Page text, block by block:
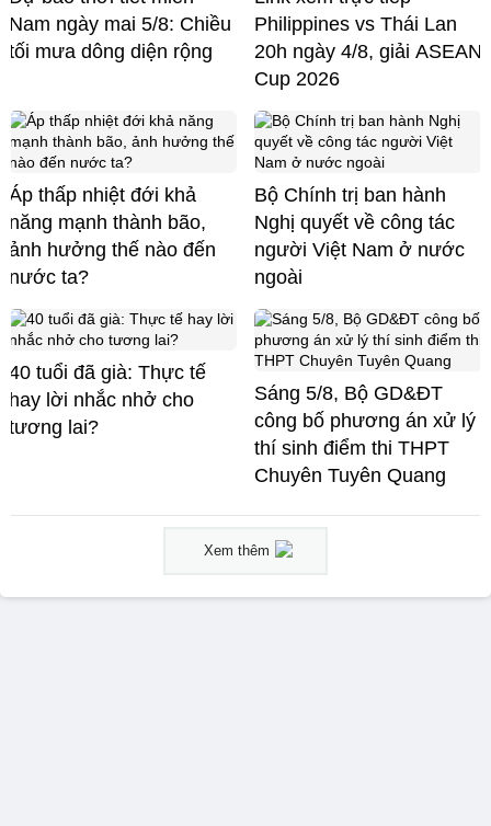
Nam ngày mai 5/8: Chiều
tối mưa dông diện rộng
Philippines vs Thái Lan
20h ngày 4/8, giải ASEAN
Cup 2026
Áp thấp nhiệt đới khả
năng mạnh thành bão,
ảnh hưởng thế nào đến
nước ta?
Bộ Chính trị ban hành
Nghị quyết về công tác
người Việt Nam ở nước
ngoài
40 tuổi đã già: Thực tế
hay lời nhắc nhở cho
tương lai?
Sáng 5/8, Bộ GD&ĐT
công bố phương án xử lý
thí sinh điểm thi THPT
Chuyên Tuyên Quang
Xem thêm